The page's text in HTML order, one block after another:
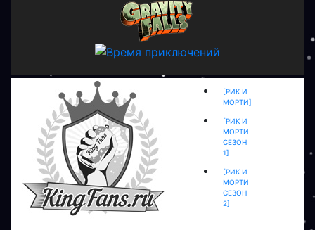
[РИК И
МОРТИ]
[РИК И
МОРТИ
СЕЗОН
1]
[РИК И
МОРТИ
СЕЗОН
2]